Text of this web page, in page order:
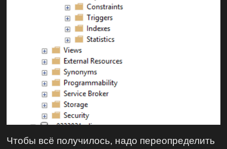
Чтобы всё получилось, надо переопределить